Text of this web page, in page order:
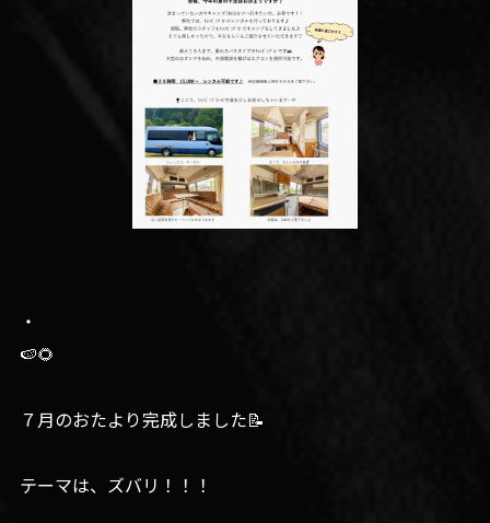
・
🍉🌻
７月のおたより完成しました📝
テーマは、ズバリ！！！